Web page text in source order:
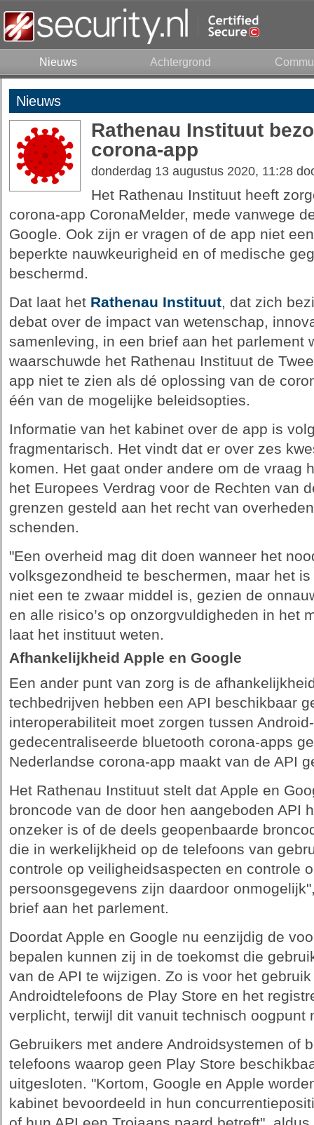
Nieuws Achtergrond
Nieuws
Rathenau Instituut
corona-app
donderdag 13 augustus 2020, 11:28
Het Rathenau Instituut heeft
corona-app CoronaMelder, mede vanwege
Google. Ook zijn er vragen of de app niet
beperkte nauwkeurigheid en of medische
beschermd.
Dat laat het Rathenau Instituut, dat zich
debat over de impact van wetenschap,
samenleving, in een brief aan het parlement
waarschuwde het Rathenau Instituut de
app niet te zien als dé oplossing van de
één van de mogelijke beleidsopties.
Informatie van het kabinet over de app is
fragmentarisch. Het vindt dat er over zes
komen. Het gaat onder andere om de vraag
het Europees Verdrag voor de Rechten van
grenzen gesteld aan het recht van
schenden.
"Een overheid mag dit doen wanneer het
volksgezondheid te beschermen, maar het
niet een te zwaar middel is, gezien de
en alle risico’s op onzorgvuldigheden in het
laat het instituut weten.
Afhankelijkheid Apple en Google
Een ander punt van zorg is de
techbedrijven hebben een API beschikbaar
interoperabiliteit moet zorgen tussen
gedecentraliseerde bluetooth corona-apps
Nederlandse corona-app maakt van de API
Het Rathenau Instituut stelt dat Apple en
broncode van de door hen aangeboden API
onzeker is of de deels geopenbaarde
die in werkelijkheid op de telefoons van
controle op veiligheidsaspecten en controle
persoonsgegevens zijn daardoor
brief aan het parlement.
Doordat Apple en Google nu eenzijdig de
bepalen kunnen zij in de toekomst die
van de API te wijzigen. Zo is voor het
Androidtelefoons de Play Store en het
verplicht, terwijl dit vanuit technisch oogpunt
Gebruikers met andere Androidsystemen of
telefoons waarop geen Play Store
uitgesloten. "Kortom, Google en Apple
kabinet bevoordeeld in hun